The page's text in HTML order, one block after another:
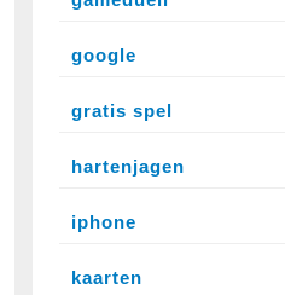
google
gratis spel
hartenjagen
iphone
kaarten